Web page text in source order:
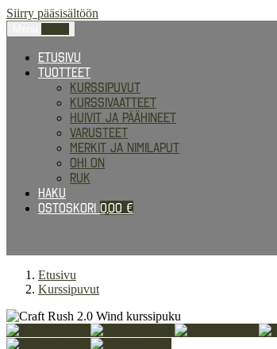
Siirry pääsisältöön
Etusivu
Tuotteet
Kurssipuvut
Kurssivaatteet
Huivit ja päähineet
Varusteet
Merkit ja nimilaput
Ohi on
RUK
Haku
Ostoskori 0,00 €
Etusivu
Kurssipuvut